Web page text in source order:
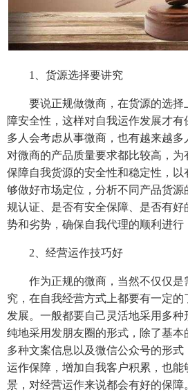
1、货源选择要讲究
要说正规做微商，在货源的选择
障安全性，这样对自我运作发展才
多人会考虑从事微商，也有越来越
对微商的产品质量要求都比较高，
保障自我货源的安全性和稳定性，
够做好市场定位，分析不同产品货源
规认证、是否有安全保障、是否有
势和劣势，确保自我代理的顺利进行
2、经营运作技巧好
作为正规的微商，当然不仅仅是
究，在自我经营方式上都要有一定
发展。一般都要自己灵活地采用多
纯地采用发朋友圈的形式，除了基本
多种文案信息以及微信公众号的形
运作保障，增加自我客户积累，也能
景，对经营运作来说都会有好的保障